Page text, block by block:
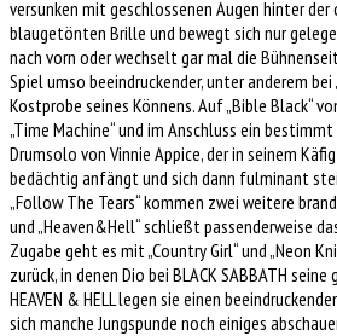
versunken mit geschlossenen Augen hinter
blaugetönten Brille und bewegt sich nur
nach vorn oder wechselt gar mal die
Spiel umso beeindruckender, unter anderem bei
Kostprobe seines Könnens. Auf „Bible Black“
„Time Machine“ und im Anschluss ein
Drumsolo von Vinnie Appice, der in seinem
bedächtig anfängt und sich dann fulminant
„Follow The Tears“ kommen zwei weitere
und „Heaven&Hell“ schließt passenderweise
Zugabe geht es mit „Country Girl“ und „Neon
zurück, in denen Dio bei BLACK SABBATH
HEAVEN & HELL legen sie einen
sich manche Jungspunde noch einiges